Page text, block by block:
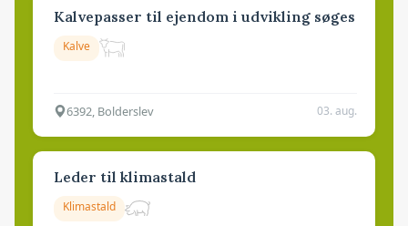
Kalvepasser til ejendom i udvikling søges
Kalve
6392, Bolderslev 03. aug.
Leder til klimastald
Klimastald